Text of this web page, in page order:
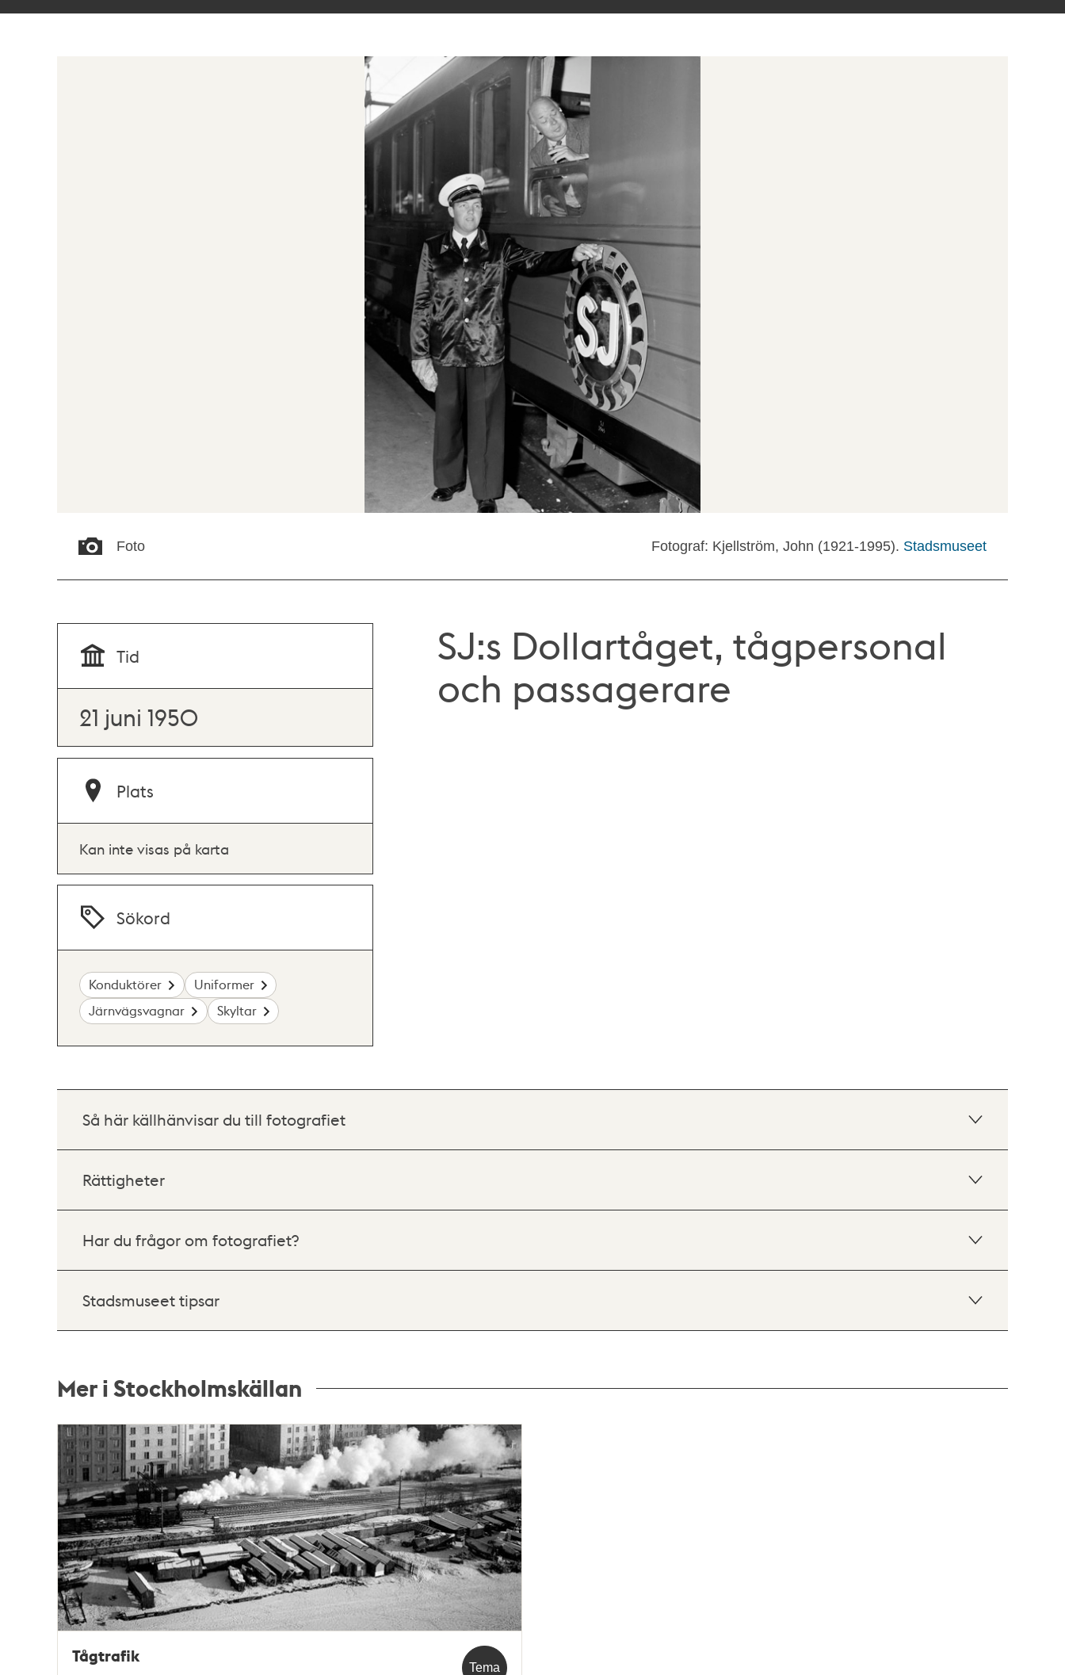
Foto Fotograf: Kjellström, John (1921-1995). Stadsmuseet
SJ:s Dollartåget, tågpersonal
och passagerare
Tid
21 juni 1950
Plats
Kan inte visas på karta
Sökord
Konduktörer
Uniformer
Järnvägsvagnar
Skyltar
Så här källhänvisar du till fotografiet
Rättigheter
Har du frågor om fotografiet?
Stadsmuseet tipsar
Mer i Stockholmskällan
Relaterade
poster
och
teman
Tema
Tågtrafik